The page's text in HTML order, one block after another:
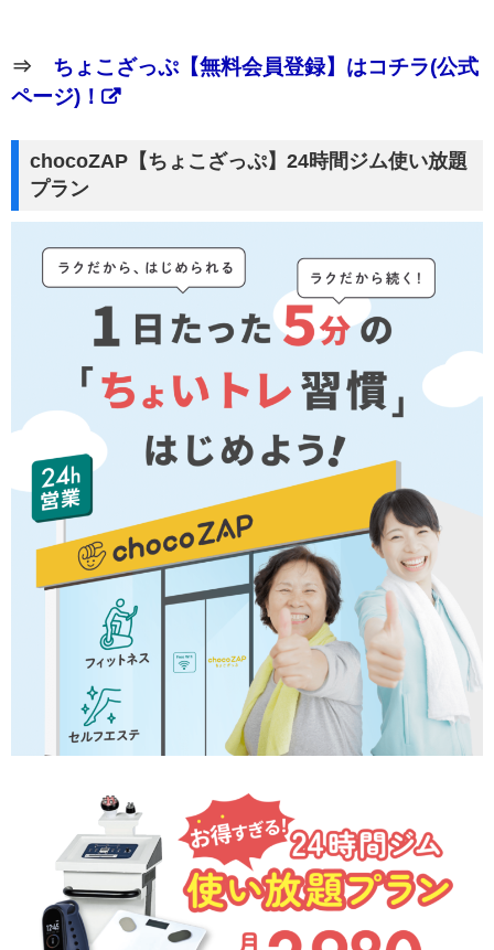
⇒ ちょこざっぷ【無料会員登録】はコチラ(公式
ページ)！
chocoZAP【ちょこざっぷ】24時間ジム使い放題
プラン